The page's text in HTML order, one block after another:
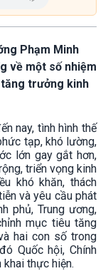
Phạm Minh
về một số nhiệm
trưởng kinh
nay, tình hình thế
tạp, khó lường,
lớn gay gắt hơn,
triển vọng kinh
khó khăn, thách
và yêu cầu phát
phủ, Trung ương,
mục tiêu tăng
hai con số trong
Quốc hội, Chính
thực hiện.